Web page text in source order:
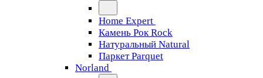
Home Expert
Камень Рок Rock
Натуральный Natural
Паркет Parquet
Norland